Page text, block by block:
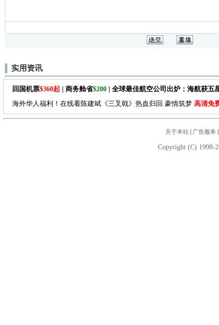
实用资讯
回国机票$360起 | 商务舱省$200 | 全球最佳航空公司出炉：海航获五
海外华人福利！在线看陈建斌《三叉戟》热血归回 豪情筑梦 高清免
关于本站| 广告服务
Copyright (C) 1998-